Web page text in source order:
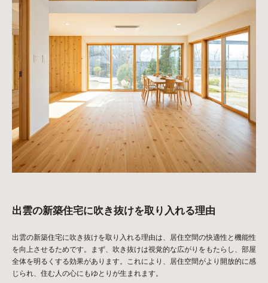
出雲の新築住宅に吹き抜けを取り入れる理由
出雲の新築住宅に吹き抜けを取り入れる理由は、居住空間の快適性と機能性
を向上させるためです。まず、吹き抜けは視覚的な広がりをもたらし、部屋
全体を明るくする効果があります。これにより、居住空間がより開放的に感
じられ、住む人の心にもゆとりが生まれます。